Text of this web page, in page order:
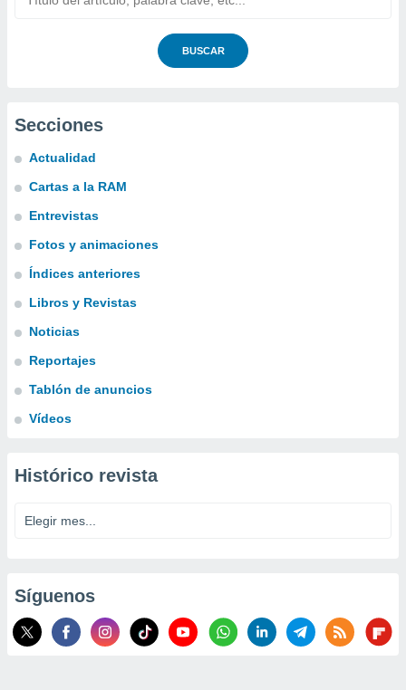
BUSCAR
Secciones
Actualidad
Cartas a la RAM
Entrevistas
Fotos y animaciones
Índices anteriores
Libros y Revistas
Noticias
Reportajes
Tablón de anuncios
Vídeos
Histórico revista
Síguenos